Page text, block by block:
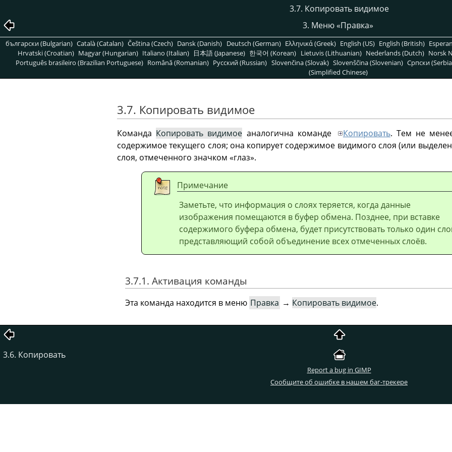
3.7. Копировать видимое
3. Меню «Правка»
български (Bulgarian) Català (Catalan) Čeština (Czech) Dansk (Danish) Deutsch (German) Ελληνικά (Greek) English (US) English (British)
Hrvatski (Croatian) Magyar (Hungarian) Italiano (Italian) 日本語 (Japanese) 한국어 (Korean) Lietuvis (Lithuanian) Nederlands (Dutch) Norsk
Português brasileiro (Brazilian Portuguese) Română (Romanian) Pусский (Russian) Slovenčina (Slovak) Slovenščina (Slovenian) Српски
(Simplified Chinese)
3.7. Копировать видимое
Команда Копировать видимое аналогична команде Копировать. Тем не
содержимое текущего слоя; она копирует содержимое видимого слоя (или
слоя, отмеченного значком «глаз».
Примечание
Заметьте, что информация о слоях теряется, когда данные
изображения помещаются в буфер обмена. Позднее, при вставке
содержимого буфера обмена, будет присутствовать только один
представляющий собой объединение всех отмеченных слоёв.
3.7.1. Активация команды
Эта команда находится в меню Правка → Копировать видимое.
3.6. Копировать
Report a bug in GIMP
Сообщите об ошибке в нашем баг-трекере